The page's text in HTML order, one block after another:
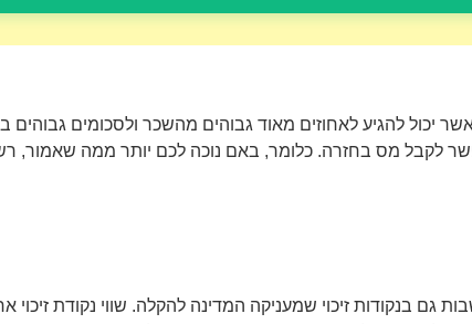
יכול להגיע לאחוזים מאוד גבוהים מהשכר ולסכומים
לקבל מס בחזרה. כלומר, באם נוכה לכם יותר ממה שאמור,